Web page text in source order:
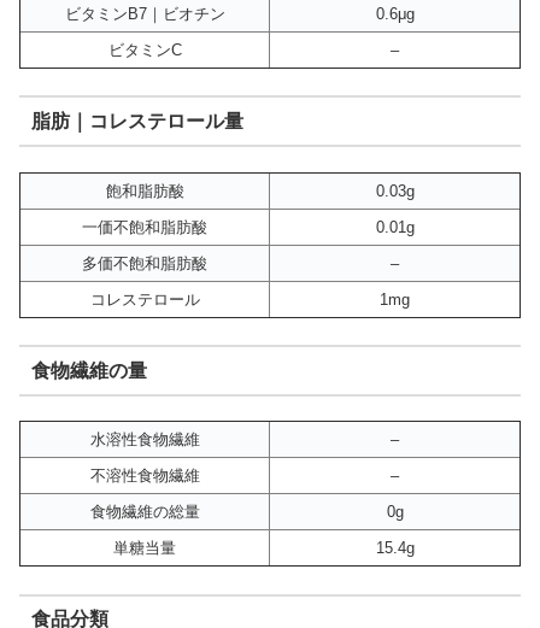
ビタミンB7｜ビオチン
0.6μg
ビタミンC
–
脂肪｜コレステロール量
飽和脂肪酸
0.03g
一価不飽和脂肪酸
0.01g
多価不飽和脂肪酸
–
コレステロール
1mg
食物繊維の量
水溶性食物繊維
–
不溶性食物繊維
–
食物繊維の総量
0g
単糖当量
15.4g
食品分類